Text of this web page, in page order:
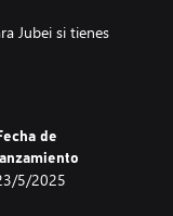
Jubei si tienes
→ Atuendo de
equipes en el
de
5/2025